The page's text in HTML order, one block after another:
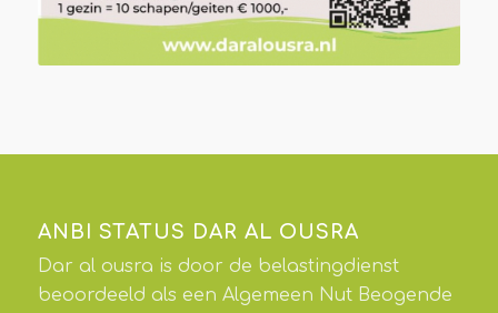
ANBI STATUS DAR AL OUSRA
Dar al ousra is door de belastingdienst
beoordeeld als een Algemeen Nut Beogende